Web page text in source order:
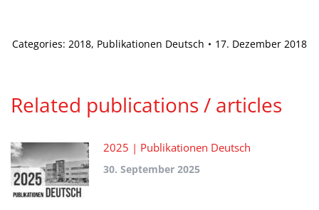
Categories: 2018, Publikationen Deutsch 17. Dezember 2018
Related publications / articles
2025 | Publikationen Deutsch
30. September 2025